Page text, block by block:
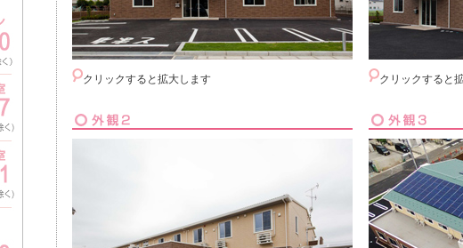
クリックすると拡大します クリックすると